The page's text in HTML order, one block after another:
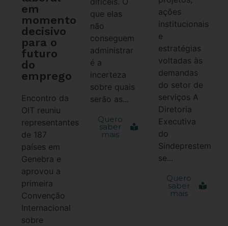
em
momento
decisivo
para o
futuro
do
emprego
Encontro da
OIT reuniu
representantes
de 187
países em
Genebra e
aprovou a
primeira
Convenção
Internacional
sobre
que elas
não
conseguem
administrar
é a
incerteza
sobre quais
serão as...
Quero
saber
mais
ações
institucionais
e
estratégias
voltadas às
demandas
do setor de
serviços A
Diretoria
Executiva
do
Sindeprestem
se...
Quero
saber
mais